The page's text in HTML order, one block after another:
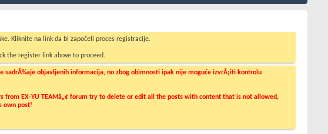
Kliknite na link da bi započeli proces registracije.
the register link above to proceed.
sadrÅ¾aje objavljenih informacija, no zbog obimnosti ipak nije moguće izvrÅ¡iti kontrolu
EX-YU TEAMâ„¢ forum try to delete or edit all the posts with content that is not allowed,
own post!